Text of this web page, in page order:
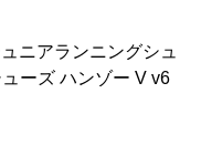
ニアランニングシュ
ーズ ハンゾー V v6